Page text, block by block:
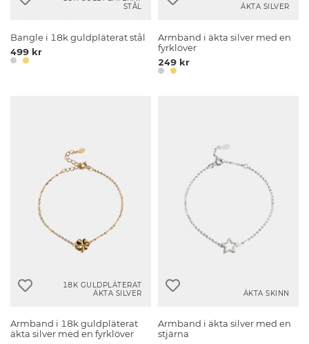
STÅL
Bangle i 18k guldpläterat stål
499 kr
ÄKTA SILVER
Armband i äkta silver med en
fyrklöver
249 kr
18K GULDPLÄTERAT
ÄKTA SILVER
Armband i 18k guldpläterat
äkta silver med en fyrklöver
ÄKTA SKINN
Armband i äkta silver med en
stjärna